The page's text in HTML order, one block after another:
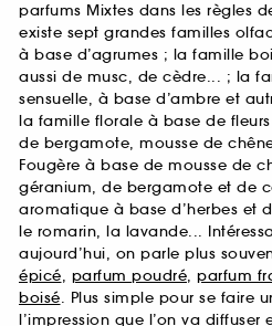
parfums Mixtes dans les règles
existe sept grandes familles
à base d’agrumes ; la famille
aussi de musc, de cèdre... ; la
sensuelle, à base d’ambre et
la famille florale à base de
de bergamote, mousse de
Fougère à base de mousse de
géranium, de bergamote et de
aromatique à base d’herbes et
le romarin, la lavande...
aujourd’hui, on parle plus
épicé, parfum poudré, parfum
boisé. Plus simple pour se faire
l’impression que l’on va diffuser